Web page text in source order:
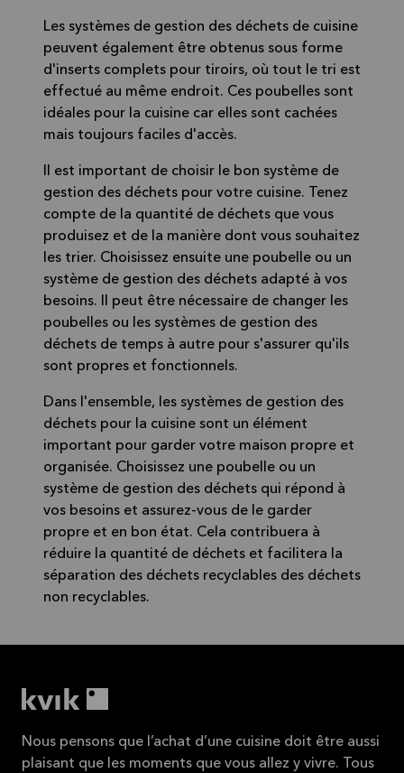
Les systèmes de gestion des déchets de cuisine
peuvent également être obtenus sous forme
d'inserts complets pour tiroirs, où tout le tri est
effectué au même endroit. Ces poubelles sont
idéales pour la cuisine car elles sont cachées
mais toujours faciles d'accès.
Il est important de choisir le bon système de
gestion des déchets pour votre cuisine. Tenez
compte de la quantité de déchets que vous
produisez et de la manière dont vous souhaitez
les trier. Choisissez ensuite une poubelle ou un
système de gestion des déchets adapté à vos
besoins. Il peut être nécessaire de changer les
poubelles ou les systèmes de gestion des
déchets de temps à autre pour s'assurer qu'ils
sont propres et fonctionnels.
Dans l'ensemble, les systèmes de gestion des
déchets pour la cuisine sont un élément
important pour garder votre maison propre et
organisée. Choisissez une poubelle ou un
système de gestion des déchets qui répond à
vos besoins et assurez-vous de le garder
propre et en bon état. Cela contribuera à
réduire la quantité de déchets et facilitera la
séparation des déchets recyclables des déchets
non recyclables.
Nous pensons que l’achat d’une cuisine doit être aussi
plaisant que les moments que vous allez y vivre. Tous